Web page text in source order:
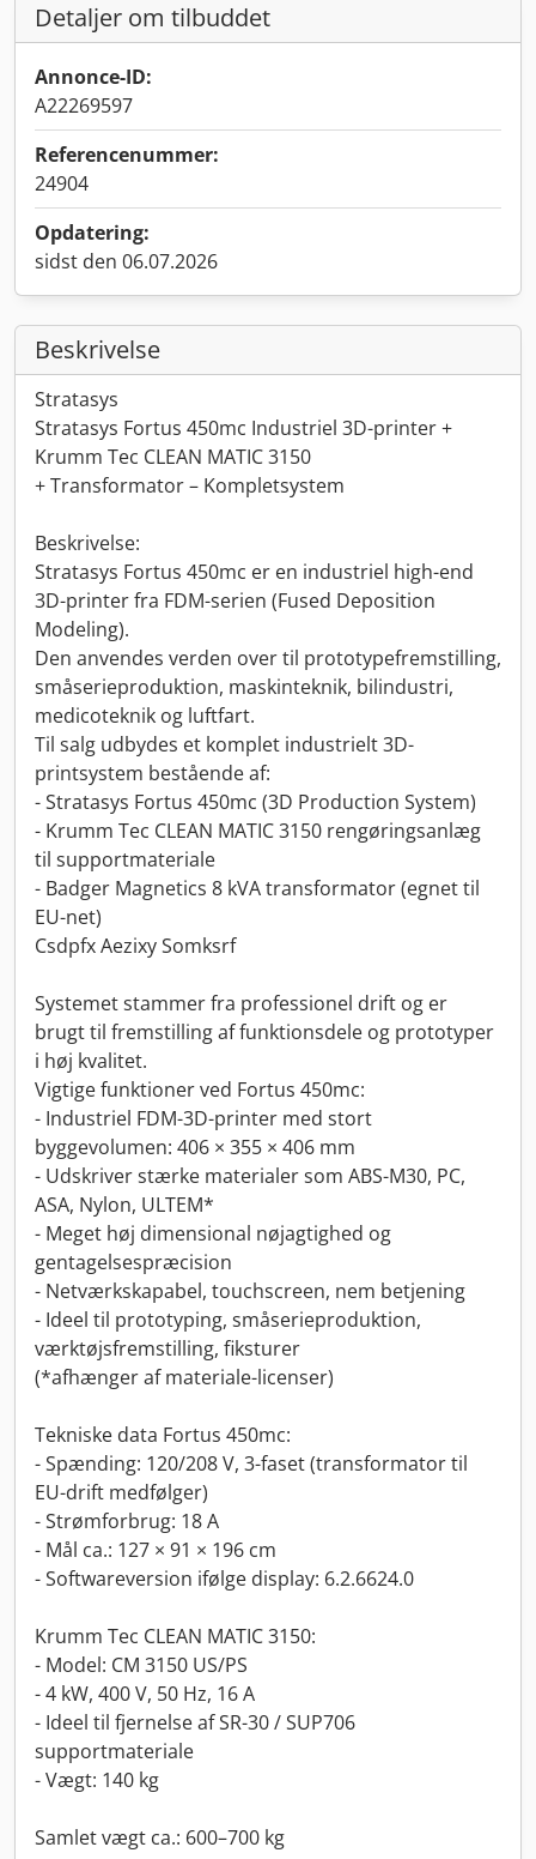
Detaljer om tilbuddet
Annonce-ID:
A22269597
Referencenummer:
24904
Opdatering:
sidst den 06.07.2026
Beskrivelse
Stratasys
Stratasys Fortus 450mc Industriel 3D-printer +
Krumm Tec CLEAN MATIC 3150
+ Transformator – Kompletsystem
Beskrivelse:
Stratasys Fortus 450mc er en industriel high-end
3D-printer fra FDM-serien (Fused Deposition
Modeling).
Den anvendes verden over til prototypefremstilling,
småserieproduktion, maskinteknik, bilindustri,
medicoteknik og luftfart.
Til salg udbydes et komplet industrielt 3D-
printsystem bestående af:
- Stratasys Fortus 450mc (3D Production System)
- Krumm Tec CLEAN MATIC 3150 rengøringsanlæg
til supportmateriale
- Badger Magnetics 8 kVA transformator (egnet til
EU-net)
Csdpfx Aezixy Somksrf
Systemet stammer fra professionel drift og er
brugt til fremstilling af funktionsdele og prototyper
i høj kvalitet.
Vigtige funktioner ved Fortus 450mc:
- Industriel FDM-3D-printer med stort
byggevolumen: 406 × 355 × 406 mm
- Udskriver stærke materialer som ABS-M30, PC,
ASA, Nylon, ULTEM*
- Meget høj dimensional nøjagtighed og
gentagelsespræcision
- Netværkskapabel, touchscreen, nem betjening
- Ideel til prototyping, småserieproduktion,
værktøjsfremstilling, fiksturer
(*afhænger af materiale-licenser)
Tekniske data Fortus 450mc:
- Spænding: 120/208 V, 3-faset (transformator til
EU-drift medfølger)
- Strømforbrug: 18 A
- Mål ca.: 127 × 91 × 196 cm
- Softwareversion ifølge display: 6.2.6624.0
Krumm Tec CLEAN MATIC 3150:
- Model: CM 3150 US/PS
- 4 kW, 400 V, 50 Hz, 16 A
- Ideel til fjernelse af SR-30 / SUP706
supportmateriale
- Vægt: 140 kg
Samlet vægt ca.: 600–700 kg